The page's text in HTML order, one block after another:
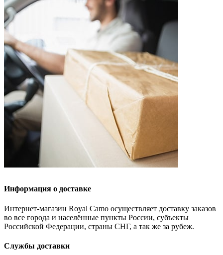
Информация о доставке
Интернет-магазин Royal Camo осуществляет доставку заказов
во все города и населённые пункты России, субъекты
Российской Федерации, страны СНГ, а так же за рубеж.
Службы доставки